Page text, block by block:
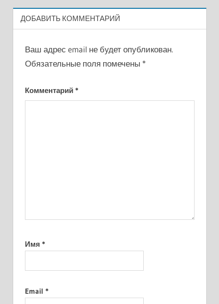
ДОБАВИТЬ КОММЕНТАРИЙ
Ваш адрес email не будет опубликован.
Обязательные поля помечены *
Комментарий *
Имя *
Email *